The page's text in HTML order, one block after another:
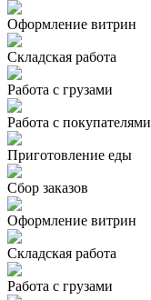
Оформление витрин
Складская работа
Работа с грузами
Работа с покупателями
Приготовление еды
Сбор заказов
Оформление витрин
Складская работа
Работа с грузами